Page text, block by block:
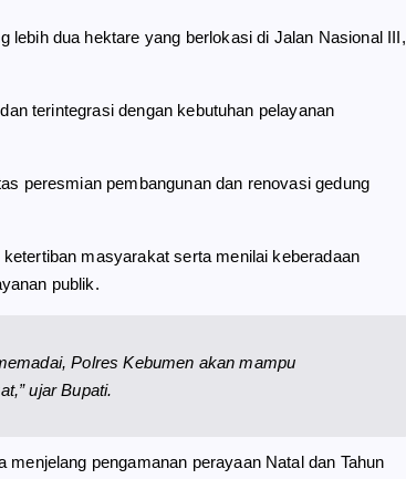
lebih dua hektare yang berlokasi di Jalan Nasional III,
terintegrasi dengan kebutuhan pelayanan
peresmian pembangunan dan renovasi gedung
masyarakat serta menilai keberadaan
publik.
Polres Kebumen akan mampu
ujar Bupati.
pengamanan perayaan Natal dan Tahun